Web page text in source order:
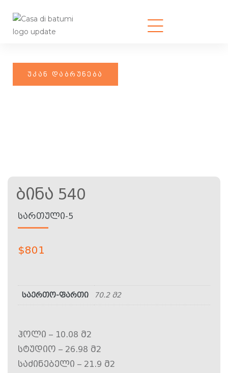
Ბინა 540
ᲡᲐᲠᲗᲣᲚᲘ-5
$801
საერთო-ფართი 70.2 მ2
ჰოლი – 10.08 მ2
სტუდიო – 26.98 მ2
საძინებელი – 21.9 მ2